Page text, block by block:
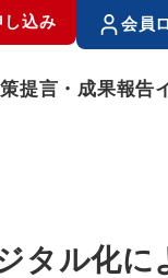
提言・成果報告
し込み 会員
タル化に